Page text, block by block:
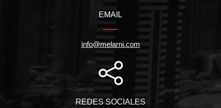
EMAIL
info@melarni.com
REDES SOCIALES